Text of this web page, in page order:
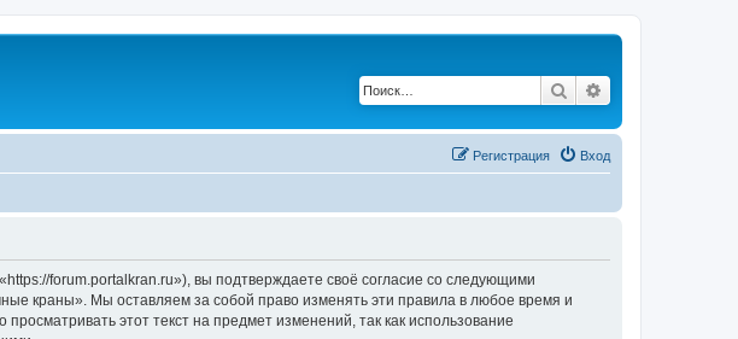
Поиск
Вход
Регистрация
forum.portalkran.ru»), вы подтверждаете своё согласие со следующими
краны». Мы оставляем за собой право изменять эти правила в любое время и
этот текст на предмет изменений, так как использование